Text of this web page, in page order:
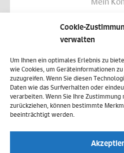
Cookie-
verwalten
Um Ihnen ein optimales Erlebnis zu
wie Cookies, um Geräteinformationen
zuzugreifen. Wenn Sie diesen
Daten wie das Surfverhalten oder
verarbeiten. Wenn Sie Ihre
zurückziehen, können bestimmte
beeinträchtigt werden.
Allgemeine
Versand &
Cookie-